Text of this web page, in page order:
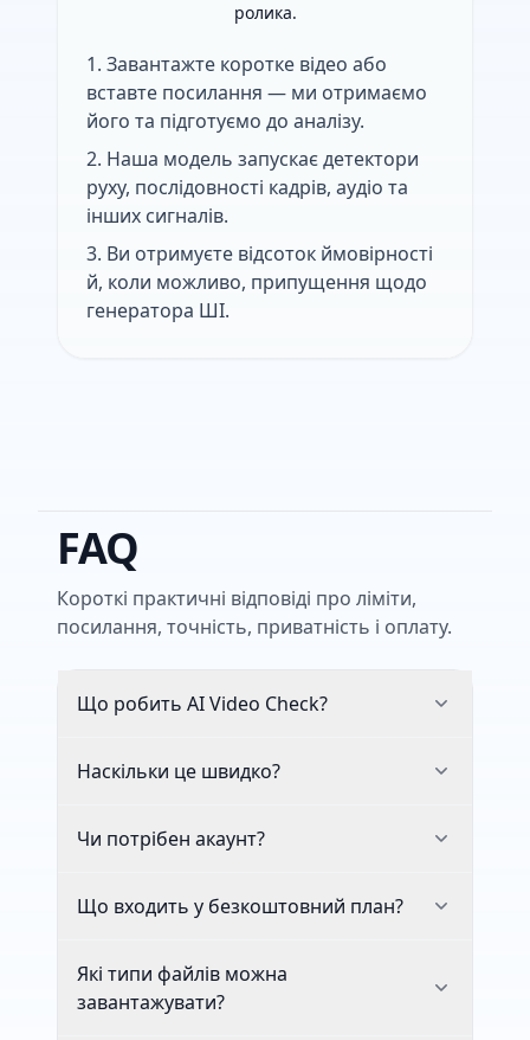
ролика.
Завантажте коротке відео або
вставте посилання — ми отримаємо
його та підготуємо до аналізу.
Наша модель запускає детектори
руху, послідовності кадрів, аудіо та
інших сигналів.
Ви отримуєте відсоток ймовірності
й, коли можливо, припущення щодо
генератора ШІ.
FAQ
Короткі практичні відповіді про ліміти,
посилання, точність, приватність і оплату.
Що робить AI Video Check?
Наскільки це швидко?
Чи потрібен акаунт?
Що входить у безкоштовний план?
Які типи файлів можна
завантажувати?